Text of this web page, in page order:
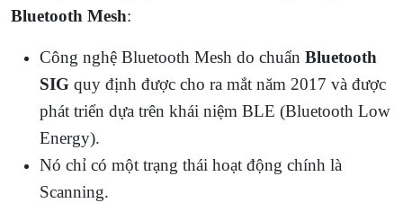
Bluetooth Mesh:
Công nghệ Bluetooth Mesh do chuẩn Bluetooth
SIG quy định được cho ra mắt năm 2017 và được
phát triển dựa trên khái niệm BLE (Bluetooth Low
Energy).
Nó chỉ có một trạng thái hoạt động chính là
Scanning.